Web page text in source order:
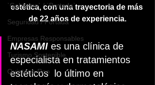
`Gobierno` / `Portada`
Seguridad / Portada
Empresas Responsables
Turismo Sostenible
Quintana Roo
estética, con una trayectoria de más
de 22 años de experiencia.
NASAMI es una clínica de
especialista en tratamientos
estéticos  lo último en